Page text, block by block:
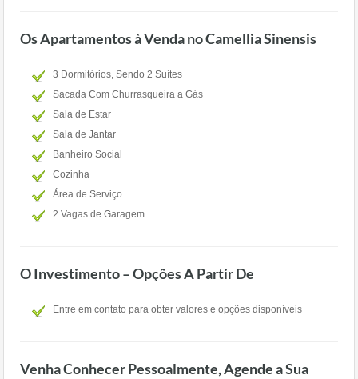
Os Apartamentos à Venda no Camellia Sinensis
3 Dormitórios, Sendo 2 Suítes
Sacada Com Churrasqueira a Gás
Sala de Estar
Sala de Jantar
Banheiro Social
Cozinha
Área de Serviço
2 Vagas de Garagem
O Investimento – Opções A Partir De
Entre em contato para obter valores e opções disponíveis
Venha Conhecer Pessoalmente, Agende a Sua